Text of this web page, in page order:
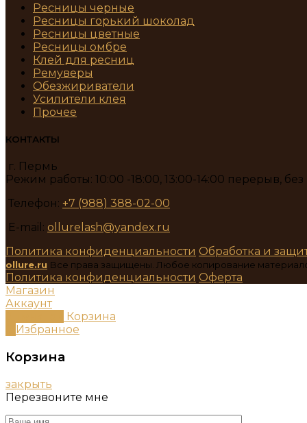
Ресницы черные
Ресницы горький шоколад
Ресницы цветные
Ресницы омбре
Клей для ресниц
Ремуверы
Обезжириватели
Усилители клея
Прочее
КОНТАКТЫ
г. Пермь
Режим работы: 10:00 -18:00, 13:00-14:00 перерыв,
Телефон: +7 (988) 388-02-00
E-mail: ollurelash@yandex.ru
Политика конфиденциальности Обработка и
ollure.ru Все права защищены. Любое копирование
Политика конфиденциальности Оферта
Магазин
Аккаунт
Корзина
Избранное
Корзина
закрыть
Перезвоните мне